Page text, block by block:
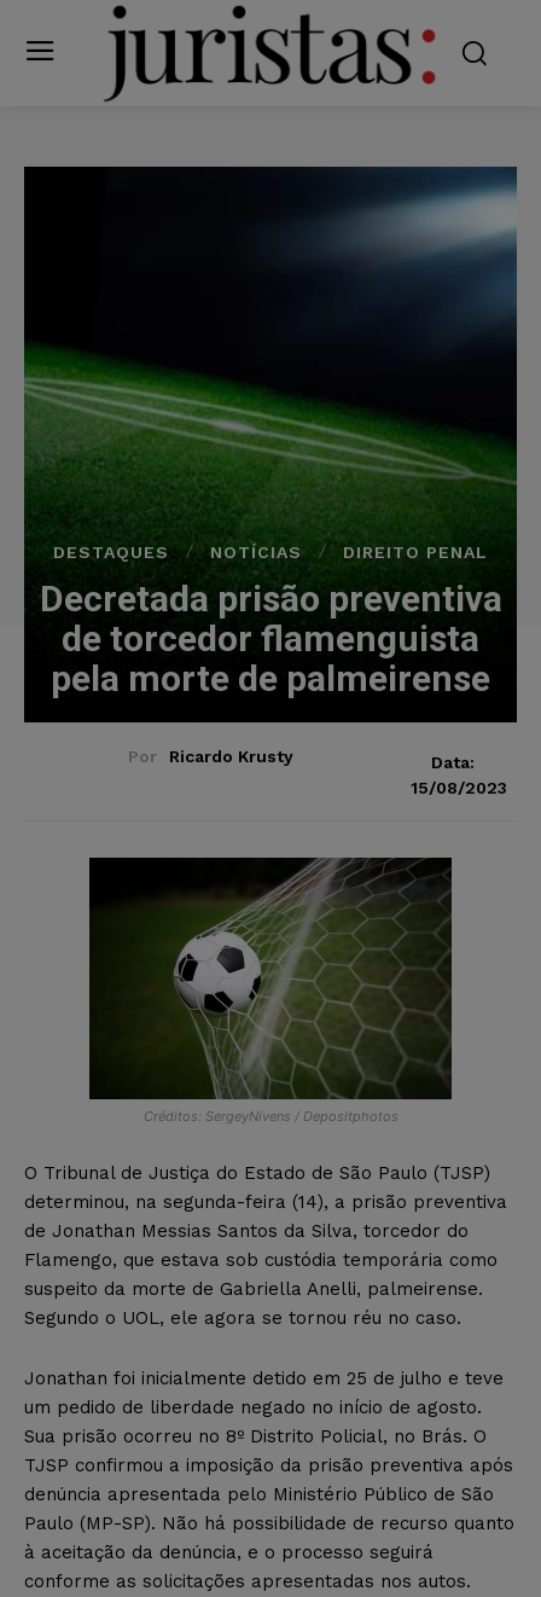
DESTAQUES NOTÍCIAS DIREITO PENAL
Decretada prisão preventiva
de torcedor flamenguista
pela morte de palmeirense
Por Ricardo Krusty
Data:
15/08/2023
Créditos: SergeyNivens / Depositphotos
O Tribunal de Justiça do Estado de São Paulo (TJSP)
determinou, na segunda-feira (14), a prisão preventiva
de Jonathan Messias Santos da Silva, torcedor do
Flamengo, que estava sob custódia temporária como
suspeito da morte de Gabriella Anelli, palmeirense.
Segundo o UOL, ele agora se tornou réu no caso.
Jonathan foi inicialmente detido em 25 de julho e teve
um pedido de liberdade negado no início de agosto.
Sua prisão ocorreu no 8º Distrito Policial, no Brás. O
TJSP confirmou a imposição da prisão preventiva após
denúncia apresentada pelo Ministério Público de São
Paulo (MP-SP). Não há possibilidade de recurso quanto
à aceitação da denúncia, e o processo seguirá
conforme as solicitações apresentadas nos autos.